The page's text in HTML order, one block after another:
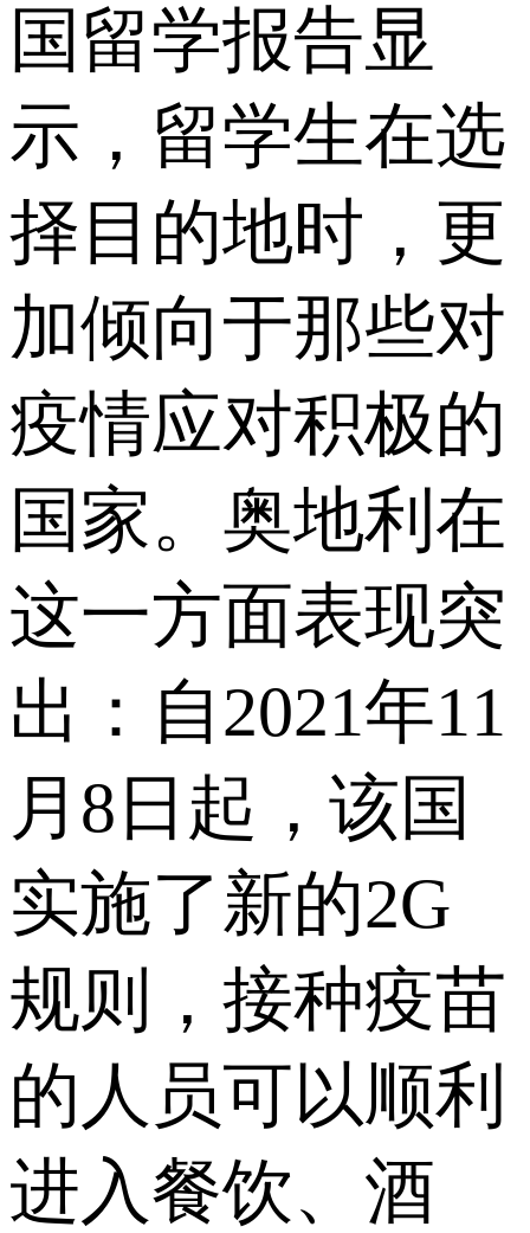
国留学报告显
示，留学生在选
择目的地时，更
加倾向于那些对
疫情应对积极的
国家。奥地利在
这一方面表现突
出：自2021年11
月8日起，该国
实施了新的2G
规则，接种疫苗
的人员可以顺利
进入餐饮、酒